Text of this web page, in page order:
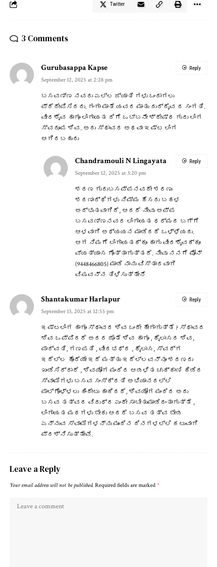
Twitter
3 Comments
Gurubasappa Kapse
September 12, 2025 at 2:28 pm
ಬಸವಣ್ಣ ನವರು ಎಲ್ಲ ಜ್ಯಾತಿ ಗಳು ಒಂದಾಗಲು
ಪ್ರೆರೇಪಿಸಿದರು. ಗಂಗಾ ಮಾತೆ ಯವರ ಮಾತು ದುರ್ದೈವ ದ ಸಂಗತಿ.
ವೀರಶೈವ ಹಾಗೂ ಲಿಂಗಾಯತ ರಿಗೆ ಒಬ್ಬನೇ ಶ್ರೇಷ್ಠ ಗುರು ಲಿಂಗ
ಸ್ವರೂಪ ಶಿವ. ಅದು ಸ್ಥಾವರ ಅಥವಾ ಇಷ್ಟ ಲಿಂಗ
ಆಗಿರಬಹುದು
Reply
Chandramouli N Lingayata
September 12, 2025 at 3:20 pm
ಶರಣ ಗುರುಬಸಪ್ಪನವರೇ ಶರಣು
ಶರಣಾರ್ಥಿಗಳು ನಿಮ್ಮ ಹೆಸರು ಬಹಳ
ಅದ್ಭುತವಾಗಿದೆ, ಆದರೆ ನೀವು ಅಪ್ಪ
ಬಸವಣ್ಣನವರ ಲಿಂಗಾಯತ ಧರ್ಮದ ಬಗ್ಗೆ
ಆಳವಾಗಿ ಅಧ್ಯಯನ ಮಾಡಿದರೆ ಒಳ್ಳೆಯದು.
ಆಗ ನಿಮಗೆ ಲಿಂಗಾಯತಕ್ಕೂ ಹಾಗು ವೀರಶೈವಕ್ಕೂ
ವ್ಯತ್ಯಾಸ ಗೊತ್ತಾಗುತ್ತದೆ. ನೀವು ನನಗೆ ಫೋನ್
(9448466805) ಮಾಡಿ ನಾನು ವಿಸ್ತಾರವಾಗಿ
ವಿಷವನ್ನ ತಿಳಿಸುತ್ತೇನೆ
Reply
Shantakumar Harlapur
September 13, 2025 at 12:55 pm
ಇಷ್ಟಲಿಂಗ ಹಾಗೂ ಸ್ಥಾವರ ಶಿವ ಒಂದೇ ಹೇಗಾಗುತ್ತೆ ? ಸ್ಥಾವರ
ಶಿವ ಒಪ್ಪಿದರೆ ಅದರ ಜೊತೆ ಶಿವ ಹಾಗೂ , ಕೈಲಾಸದ ಶಿವ,
ಪಾರ್ವತಿ, ಗಣಪತಿ , ವೀರಭಧ್ರ , ಕೈಲಾಸ, ಸ್ವರ್ಗ
ಇದೆಲ್ಲ ಹೊರೆಯೇ ಇದೆ ಮತ್ತು ಇದೆಲ್ಲವನ್ನೂ ಶರಣರು
ಖಂಡಿಸಿದ್ದಾರೆ , ಶಿವಯೋಗ ಮಂದಿರ ಆಡಳಿತ ಚುಕ್ಕಾಣಿ ಹಿಡಿದ
ಸ್ವಾಮಿಗಳು ಬಸವ ಸಂಸ್ಕ್ರತಿ ಅಭಿಯಾನದಲ್ಲಿ
ಪಾಲ್ಗೊಳ್ಳಲು ಹಿಂದೇಟು ಹಾಕಿದರೆ, ಶಿವಯೋಗ ಮಂದಿರ ಅದು
ಬಸವ ತತ್ವದ ವಿರುಧ್ದ ಎಂದೇ ಸಾಬೀತುಮಾಡಿದಂತಾಗುತ್ತೆ ,
ಲಿಂಗಾಯತ ಮಠಗಳು ಬೇಕು ಆದರೆ ಬಸವ ತತ್ವ ಬೇಡ
ಎನ್ನುವ ಸ್ವಾಮಿಗಳನ್ನು ಮುಂದಿನ ದಿನಗಳಲ್ಲಿ ಕಟುವಾಗಿ
ಪ್ರಶ್ನಿಸುತ್ತೇವೆ.
Reply
Leave a Reply
Your email address will not be published. Required fields are marked *